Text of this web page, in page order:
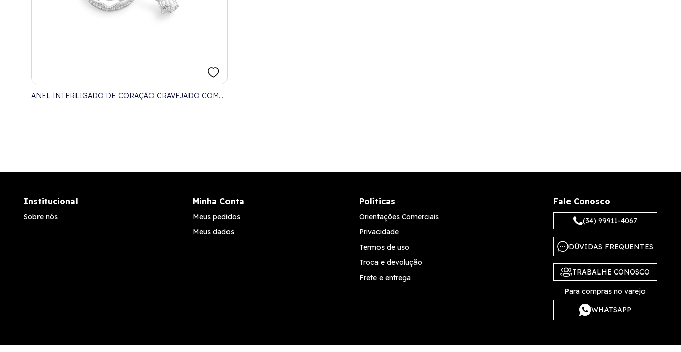
ANEL INTERLIGADO DE CORAÇÃO CRAVEJADO COM
Institucional
Sobre nós
Minha Conta
Meus pedidos
Meus dados
Políticas
Orientações Comerciais
Privacidade
Termos de uso
Troca e devolução
Frete e entrega
Fale Conosco
(34) 99911-4067
DÚVIDAS FREQUENTES
TRABALHE CONOSCO
Para compras no varejo
WHATSAPP